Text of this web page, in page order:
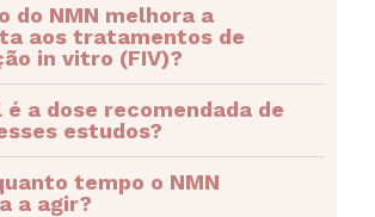
do NMN melhora a
aos tratamentos de
in vitro (FIV)?
é a dose recomendada de
estudos?
tempo o NMN
a agir?